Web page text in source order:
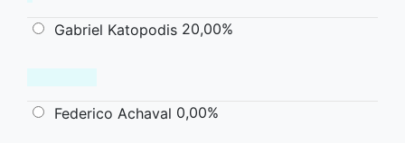
Gabriel Katopodis 20,00%
Federico Achaval 0,00%